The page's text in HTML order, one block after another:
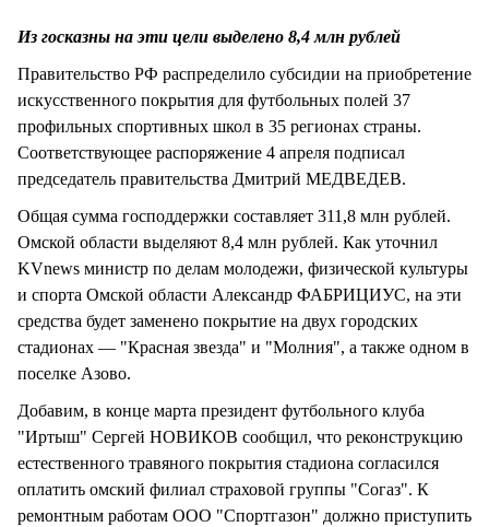
Из госказны на эти цели выделено 8,4 млн рублей
Правительство РФ распределило субсидии на приобретение
искусственного покрытия для футбольных полей 37
профильных спортивных школ в 35 регионах страны.
Соответствующее распоряжение 4 апреля подписал
председатель правительства Дмитрий МЕДВЕДЕВ.
Общая сумма господдержки составляет 311,8 млн рублей.
Омской области выделяют 8,4 млн рублей. Как уточнил
KVnews министр по делам молодежи, физической культуры
и спорта Омской области Александр ФАБРИЦИУС, на эти
средства будет заменено покрытие на двух городских
стадионах — "Красная звезда" и "Молния", а также одном в
поселке Азово.
Добавим, в конце марта президент футбольного клуба
"Иртыш" Сергей НОВИКОВ сообщил, что реконструкцию
естественного травяного покрытия стадиона согласился
оплатить омский филиал страховой группы "Согаз". К
ремонтным работам ООО "Спортгазон" должно приступить